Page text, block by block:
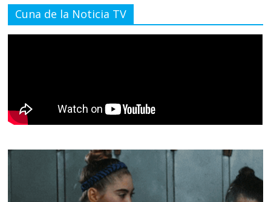
Cuna de la Noticia TV